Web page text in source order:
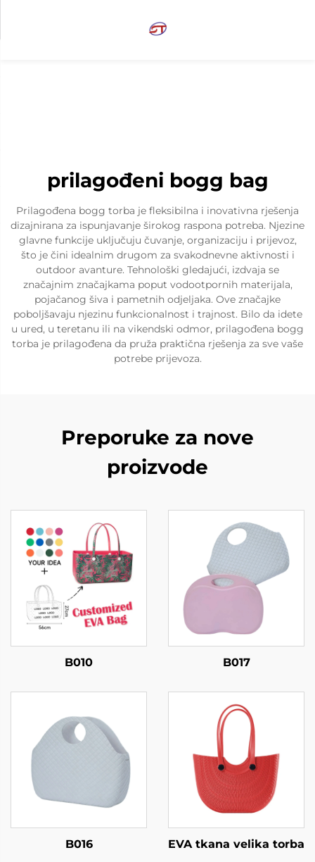
prilagođeni bogg bag
Prilagođena bogg torba je fleksibilna i inovativna rješenja
dizajnirana za ispunjavanje širokog raspona potreba. Njezine
glavne funkcije uključuju čuvanje, organizaciju i prijevoz,
što je čini idealnim drugom za svakodnevne aktivnosti i
outdoor avanture. Tehnološki gledajući, izdvaja se
značajnim značajkama poput vodootpornih materijala,
pojačanog šiva i pametnih odjeljaka. Ove značajke
poboljšavaju njezinu funkcionalnost i trajnost. Bilo da idete
u ured, u teretanu ili na vikendski odmor, prilagođena bogg
torba je prilagođena da pruža praktična rješenja za sve vaše
potrebe prijevoza.
Preporuke za nove
proizvode
B010 B017
B016 EVA tkana velika torba